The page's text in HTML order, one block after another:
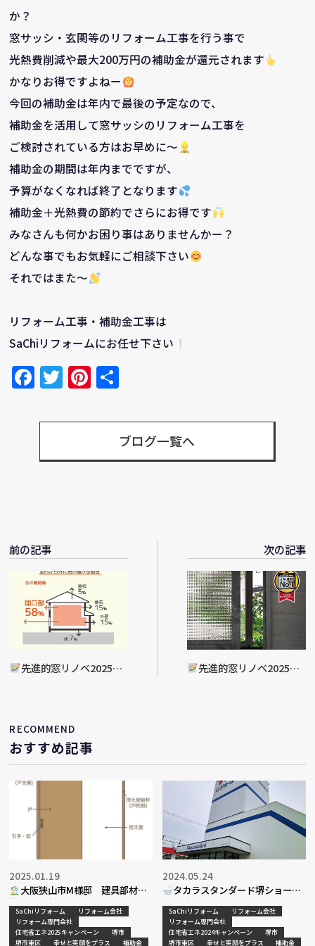
か？
窓サッシ・玄関等のリフォーム工事を行う事で
光熱費削減や最大200万円の補助金が還元されます
かなりお得ですよねー
今回の補助金は年内で最後の予定なので、
補助金を活用して窓サッシのリフォーム工事を
ご検討されている方はお早めに～
補助金の期間は年内までですが、
予算がなくなれば終了となります
補助金＋光熱費の節約でさらにお得です
みなさんも何かお困り事はありませんかー？
どんな事でもお気軽にご相談下さい
それではまた～
リフォーム工事・補助金工事は
SaChiリフォームにお任せ下さい
Facebook
TwitterPinterest
ブログ一覧へ
前の記事
先進的窓リノベ2025事
次の記事
先進的窓リノベ2025事
RECOMMEND
おすすめ記事
大阪狭山市M様邸 建具部材交
換工事決定
2025.01.19
SaChiリフォーム
リフォーム会社
リフォーム専門会社
住宅省エネ2025キャンペーン
堺市
堺市東区
幸せと笑顔をプラス 補助金
タカラスタンダード堺ショール
ーム
2024.05.24
SaChiリフォーム
リフォーム会社
リフォーム専門会社
住宅省エネ2024キャンペーン
堺市
堺市東区
幸せと笑顔をプラス 補助金